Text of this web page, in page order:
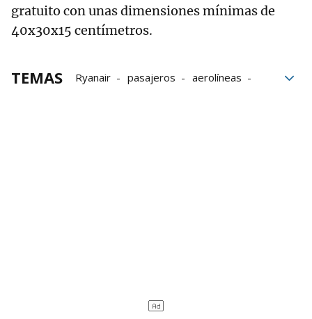
gratuito con unas dimensiones mínimas de
40x30x15 centímetros.
TEMAS Ryanair pasajeros
aerolíneas